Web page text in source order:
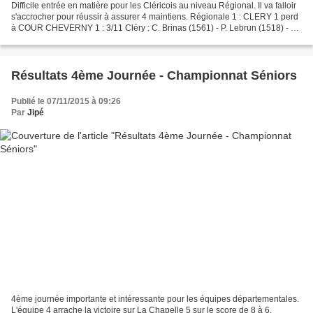
Difficile entrée en matière pour les Cléricois au niveau Régional. Il va falloir
s'accrocher pour réussir à assurer 4 maintiens. Régionale 1 : CLERY 1 perd
à COUR CHEVERNY 1 : 3/11 Cléry : C. Brinas (1561) - P. Lebrun (1518) - X.
Résultats 4ème Journée - Championnat Séniors
Publié le 07/11/2015 à 09:26
Par Jipé
4ème journée importante et intéressante pour les équipes départementales.
L'équipe 4 arrache la victoire sur La Chapelle 5 sur le score de 8 à 6.